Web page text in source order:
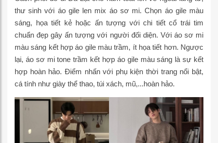
thư sinh với áo gile len mix áo sơ mi. Chọn áo gile màu
sáng, họa tiết kẻ hoặc ấn tượng với chi tiết cổ trái tim
chuẩn đẹp gây ấn tượng với người đối diện. Với áo sơ mi
màu sáng kết hợp áo gile màu trầm, ít họa tiết hơn. Ngược
lại, áo sơ mi tone trầm kết hợp áo gile màu sáng là sự kết
hợp hoàn hảo. Điểm nhấn với phụ kiện thời trang nổi bật,
cá tính như giày thể thao, túi xách, mũ,...hoàn hảo.